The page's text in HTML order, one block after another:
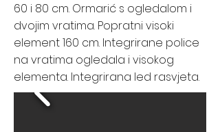
60 i 80 cm. Ormarić s ogledalom i
dvojim vratima. Popratni visoki
element 160 cm. Integrirane police
na vratima ogledala i visokog
elementa. Integrirana led rasvjeta.